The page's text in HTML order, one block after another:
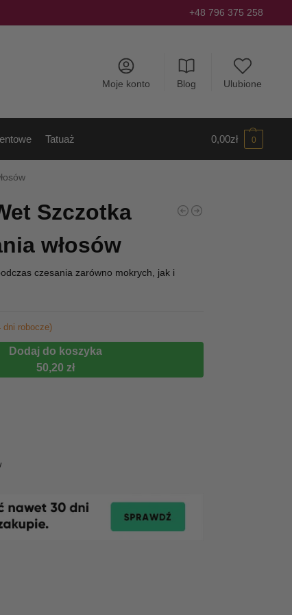
+48 796 375 258
Moje konto Blog Ulubione
Tatuaż 0,00zł 0
Szczotka
włosów
czesania zarówno mokrych, jak i
dni robocze)
Dodaj do koszyka
50,20 zł